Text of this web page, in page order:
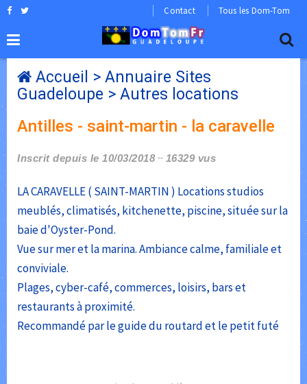
Contact Tous les Dom-Tom
Accueil > Annuaire Sites
Guadeloupe > Autres locations
Antilles - saint-martin - la caravelle
Inscrit depuis le 10/03/2018 16329 vus
LA CARAVELLE ( SAINT-MARTIN ) Locations studios
meublés, climatisés, kitchenette, piscine, située sur la
baie d'Oyster-Pond.
Vue sur mer et la marina. Ambiance calme, familiale et
conviviale.
Plages, cyber-café, commerces, loisirs, bars et
restaurants à proximité.
Recommandé par le guide du routard et le petit futé